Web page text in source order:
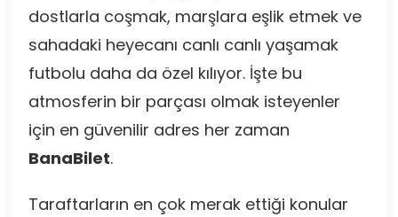
dostlarla coşmak, marşlara eşlik etmek ve
sahadaki heyecanı canlı canlı yaşamak
futbolu daha da özel kılıyor. İşte bu
atmosferin bir parçası olmak isteyenler
için en güvenilir adres her zaman
BanaBilet.
Taraftarların en çok merak ettiği konular